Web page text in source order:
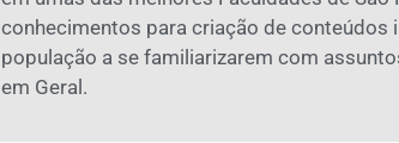
conhecimentos para criação de conteúdos
população a se familiarizarem com
em Geral.